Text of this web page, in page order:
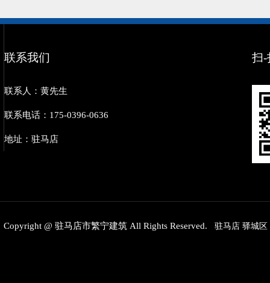
联系我们
联系人：黄先生
联系电话：175-0396-0636
地址：驻马店
扫-
Copyright @ 驻马店市繁宁建筑 All Rights Reserved. 驻马店 驿城区